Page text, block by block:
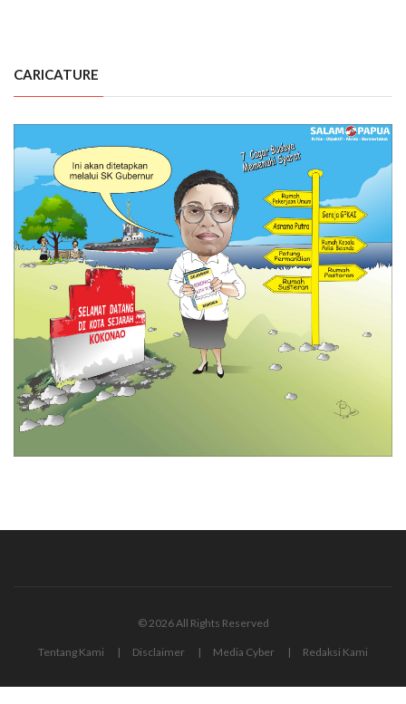
CARICATURE
© 2026 All Rights Reserved
Tentang Kami Disclaimer Media Cyber Redaksi Kami